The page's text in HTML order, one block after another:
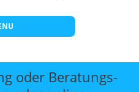
oder Beratungs-